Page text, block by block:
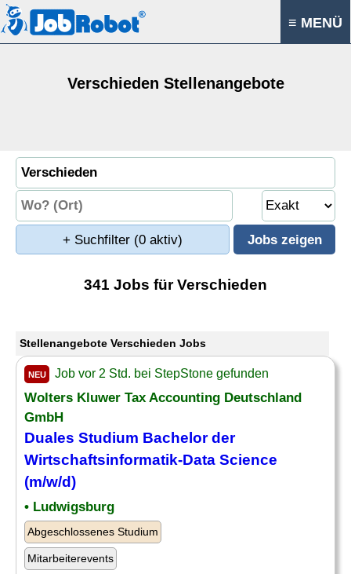
≡ MENÜ
Verschieden Stellenangebote
+ Suchfilter (0 aktiv)
341 Jobs für Verschieden
Stellenangebote Verschieden Jobs
NEU Job vor 2 Std. bei StepStone gefunden
Wolters Kluwer Tax Accounting Deutschland
GmbH
Duales Studium Bachelor der
Wirtschaftsinformatik-Data Science
(m/w/d)
• Ludwigsburg
Abgeschlossenes Studium
Mitarbeiterevents